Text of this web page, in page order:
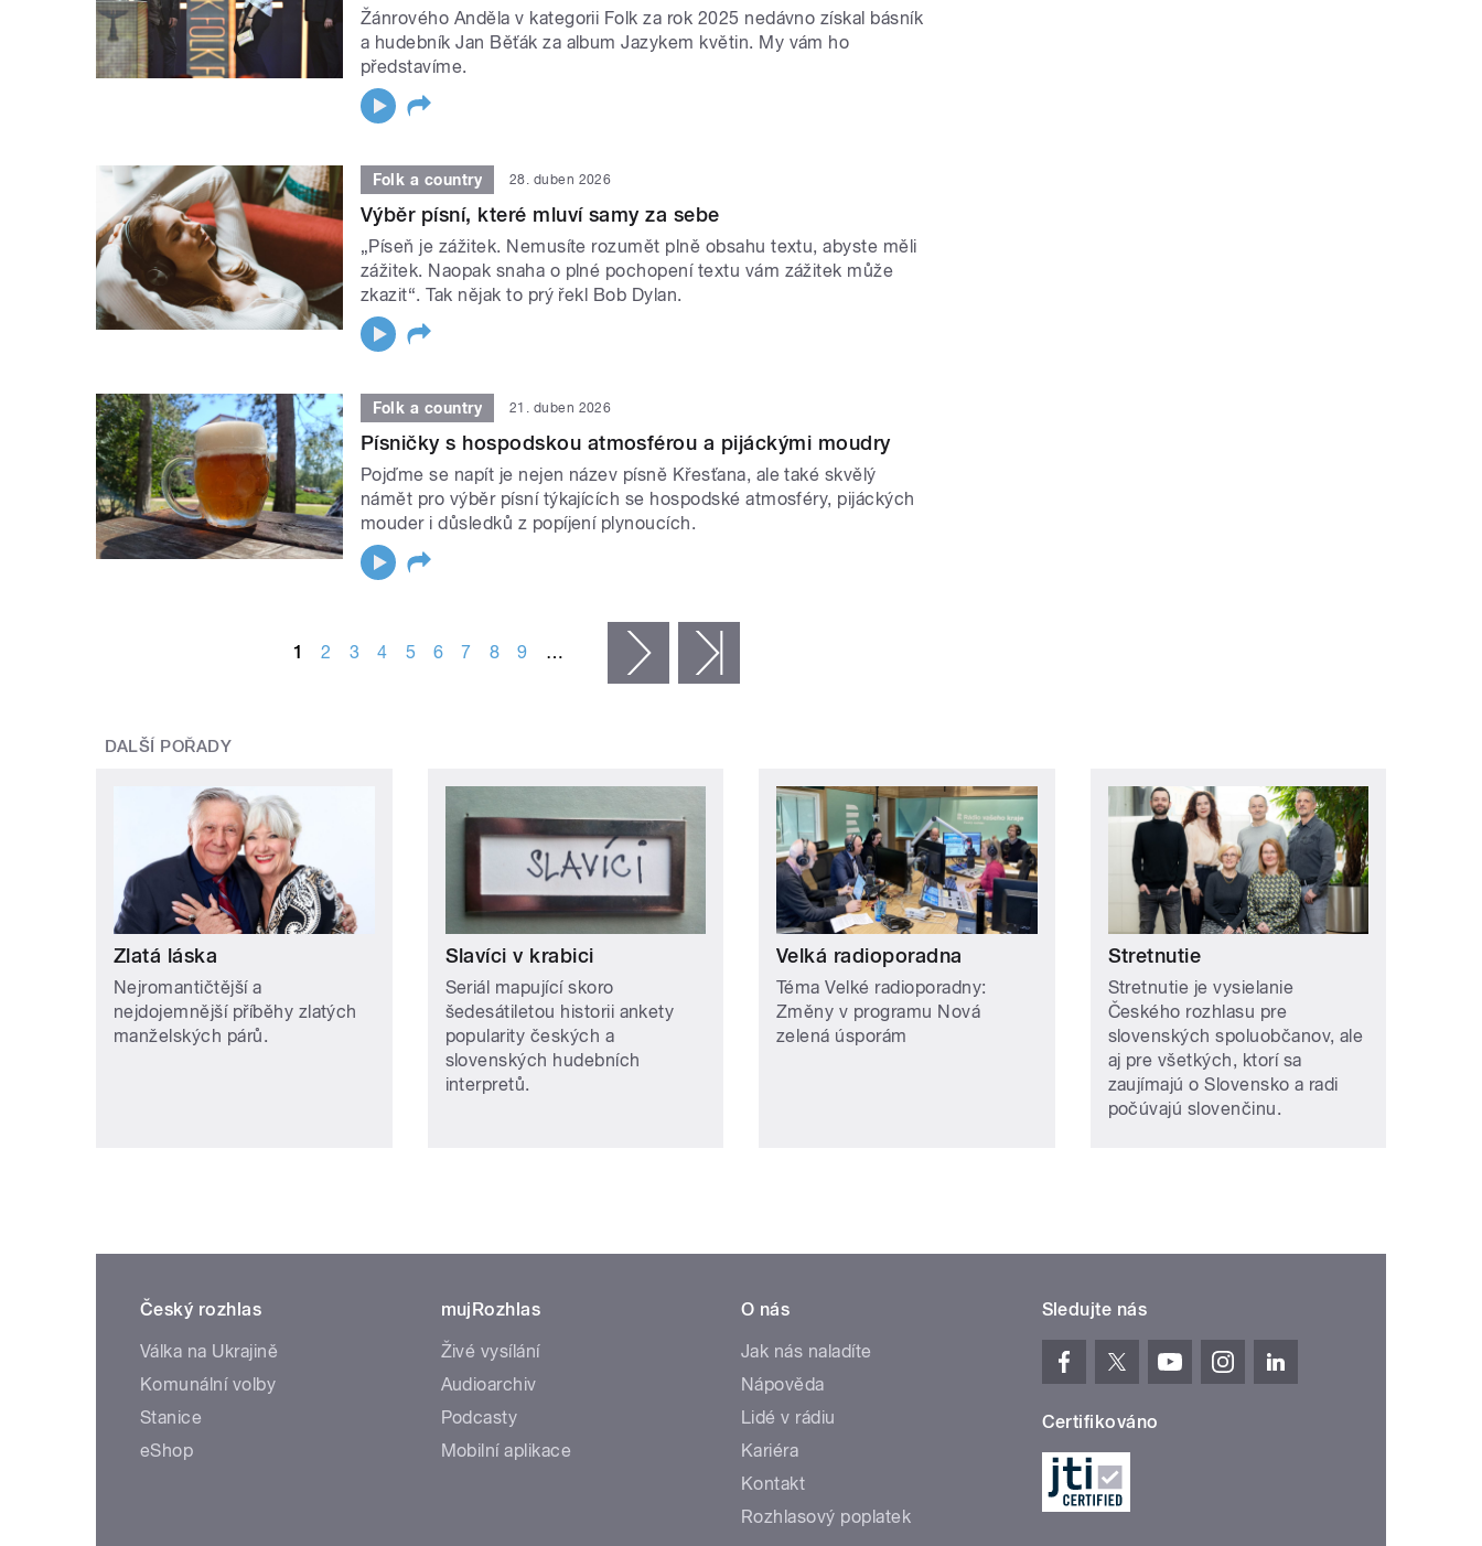
Žánrového Anděla v kategorii Folk za rok 2025 nedávno získal básník
a hudebník Jan Běťák za album Jazykem květin. My vám ho
představíme.
Folk a country 28. duben 2026
Výběr písní, které mluví samy za sebe
„Píseň je zážitek. Nemusíte rozumět plně obsahu textu, abyste měli
zážitek. Naopak snaha o plné pochopení textu vám zážitek může
zkazit“. Tak nějak to prý řekl Bob Dylan.
Folk a country 21. duben 2026
Písničky s hospodskou atmosférou a pijáckými moudry
Pojďme se napít je nejen název písně Křesťana, ale také skvělý
námět pro výběr písní týkajících se hospodské atmosféry, pijáckých
mouder i důsledků z popíjení plynoucích.
1 2 3 4 5 6 7 8 9 … následující ›
DALŠÍ POŘADY
Zlatá láska
Nejromantičtější a
nejdojemnější příběhy zlatých
manželských párů.
Slavíci v krabici
Seriál mapující skoro
šedesátiletou historii ankety
popularity českých a
slovenských hudebních
interpretů.
Velká radioporadna
Téma Velké radioporadny:
Změny v programu Nová
zelená úsporám
Stretnutie
Stretnutie je vysielanie
Českého rozhlasu pre
slovenských spoluobčanov, ale
aj pre všetkých, ktorí sa
zaujímajú o Slovensko a radi
počúvajú slovenčinu.
Český rozhlas
Válka na Ukrajině
Komunální volby
Stanice
eShop
mujRozhlas
Živé vysílání
Audioarchiv
Podcasty
Mobilní aplikace
O nás
Jak nás naladíte
Nápověda
Lidé v rádiu
Kariéra
Kontakt
Rozhlasový poplatek
Sledujte nás
Certifikováno